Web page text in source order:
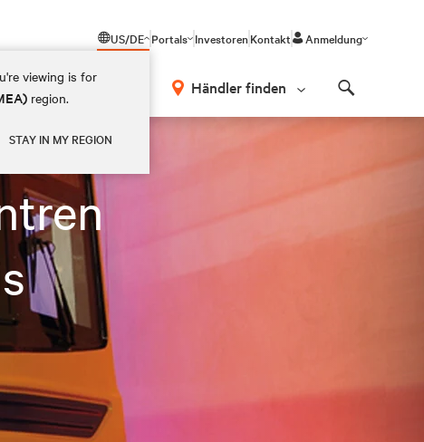
US/DE
viewing is for
region.
STAY IN MY REGION
Portals InvestorenKontakt Anmeldung
Händler finden